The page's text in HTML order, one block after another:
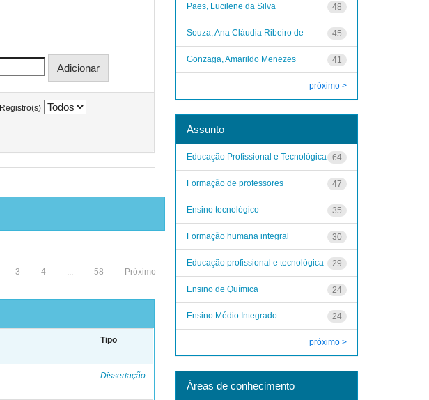
Registro(s)
3 4 ... 58 Próximo
Tipo
Dissertação
48
Paes, Lucilene da Silva
45
Souza, Ana Cláudia Ribeiro de
41
Gonzaga, Amarildo Menezes
próximo >
Assunto
64
Educação Profissional e Tecnológica
47
Formação de professores
35
Ensino tecnológico
30
Formação humana integral
29
Educação profissional e tecnológica
24
Ensino de Química
24
Ensino Médio Integrado
próximo >
Áreas de conhecimento